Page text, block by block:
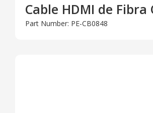
Cable HDMI de
Part Number: PE-CB0848